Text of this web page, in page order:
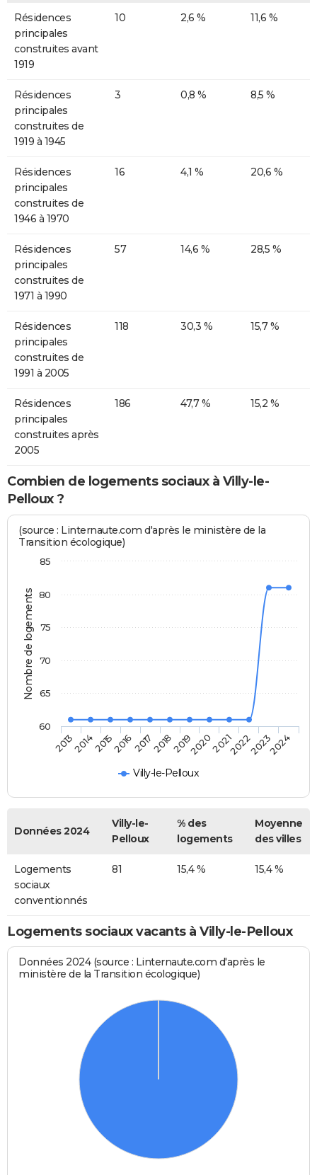
Résidences
principales
construites avant
1919
10 2,6 % 11,6 %
Résidences
principales
construites de
1919 à 1945
3 0,8 % 8,5 %
Résidences
principales
construites de
1946 à 1970
16 4,1 % 20,6 %
Résidences
principales
construites de
1971 à 1990
57 14,6 % 28,5 %
Résidences
principales
construites de
1991 à 2005
118 30,3 % 15,7 %
Résidences
principales
construites après
2005
186 47,7 % 15,2 %
Combien de logements sociaux à Villy-le-
Pelloux ?
Nombre de logements
(source : Linternaute.com d'après le ministère de la
Transition écologique)
Villy-le-Pelloux
201320142015201620172018201920202021202220232024
60
65
70
75
80
85
Données 2024
Villy-le-
Pelloux
% des
logements
Moyenne
des villes
Logements
sociaux
conventionnés
81 15,4 % 15,4 %
Logements sociaux vacants à Villy-le-Pelloux
Données 2024 (source : Linternaute.com d'après le
ministère de la Transition écologique)